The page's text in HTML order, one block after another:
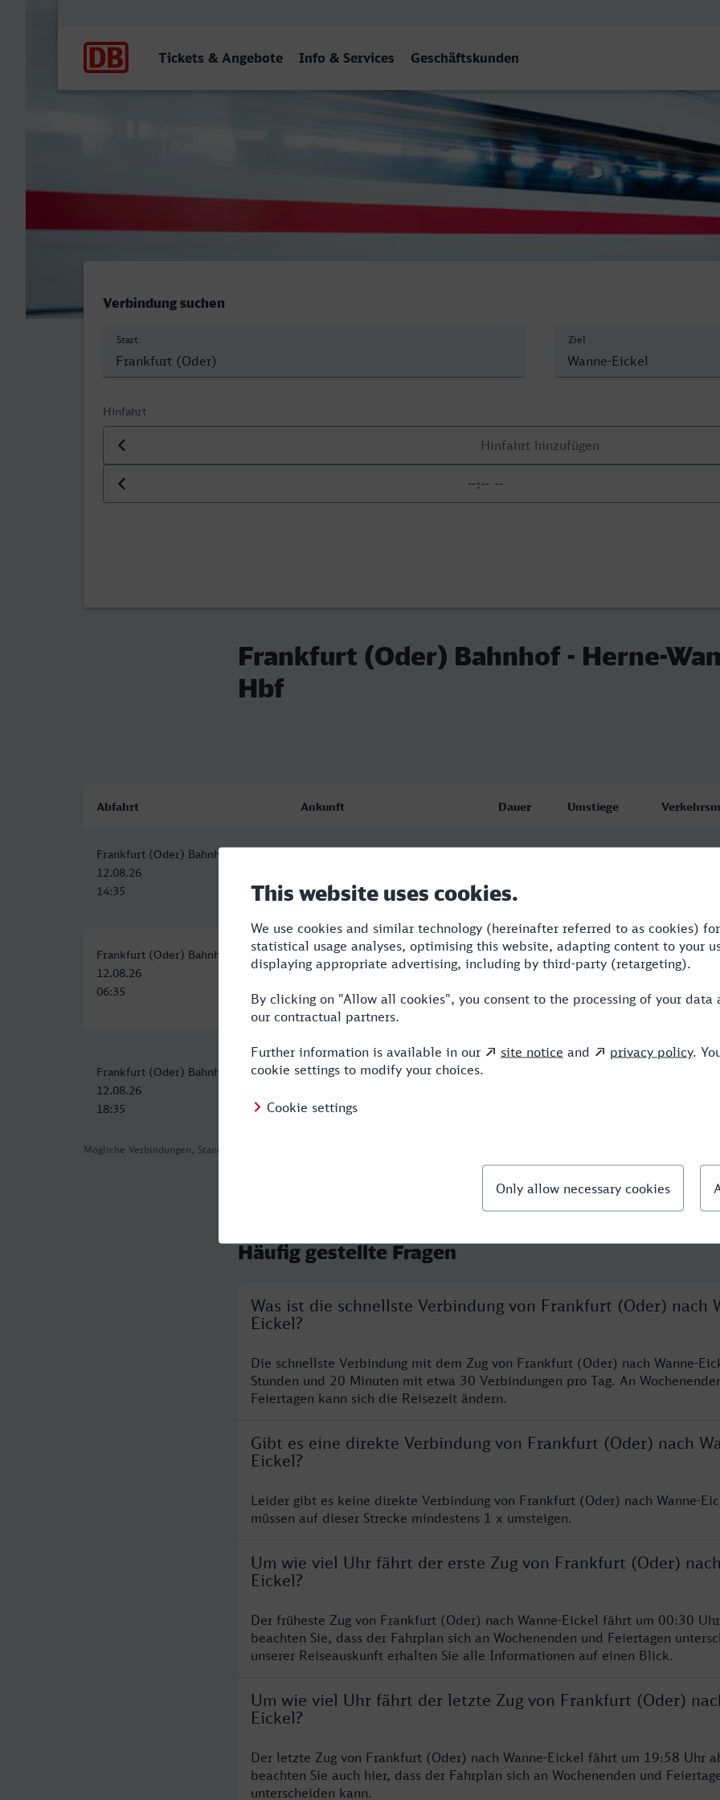
Tickets & Angebote Info & Services Geschäftskunden
Frankfurt (Oder) Bahnhof - Herne-Wanne-Eickel Hbf
Verbindung suchen
Start Ziel
Hinfahrt
Datum der Hinfahrt
Uhrzeit der Hinfahrt
Frankfurt (Oder) Bahnhof - Herne-
Hbf
Mögliche Verbindungen, Stand: 2026-07-29 12:03
Abfahrt Ankunft Dauer Umstiege
Frankfurt (Oder) Bahnhof
12.08.26
14:35
20:55
Frankfurt (Oder) Bahnhof
12.08.26
06:35
Herne-Wanne-Eickel Hbf
12.08.26
7:20 3
Frankfurt (Oder) Bahnhof
12.08.26
18:35
Herne-Wanne-Eickel Hbf
07:33
Häufig gestellte Fragen
Was ist die schnellste Verbindung von Frankfurt (Oder) nach
Eickel?
Die schnellste Verbindung mit dem Zug von Frankfurt (Oder) nach Wanne-
Stunden und 20 Minuten mit etwa 30 Verbindungen pro Tag. An
Feiertagen kann sich die Reisezeit ändern.
Gibt es eine direkte Verbindung von Frankfurt (Oder) nach
Eickel?
Leider gibt es keine direkte Verbindung von Frankfurt (Oder) nach Wanne-
müssen auf dieser Strecke mindestens 1 x umsteigen.
Um wie viel Uhr fährt der erste Zug von Frankfurt (Oder)
Eickel?
Der früheste Zug von Frankfurt (Oder) nach Wanne-Eickel fährt um 00:30
beachten Sie, dass der Fahrplan sich an Wochenenden und Feiertagen
unserer Reiseauskunft erhalten Sie alle Informationen auf einen Blick.
Um wie viel Uhr fährt der letzte Zug von Frankfurt (Oder)
Eickel?
Der letzte Zug von Frankfurt (Oder) nach Wanne-Eickel fährt um 19:58 Uhr
beachten Sie auch hier, dass der Fahrplan sich an Wochenenden und
unterscheiden kann.